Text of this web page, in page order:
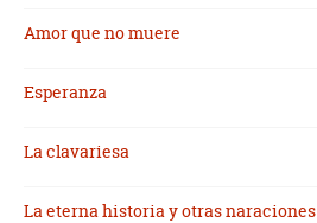
Amor que no muere
Esperanza
La clavariesa
La eterna historia y otras naraciones